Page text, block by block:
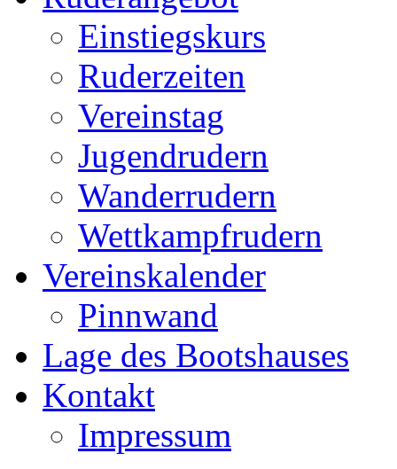
Einstiegskurs
Ruderzeiten
Vereinstag
Jugendrudern
Wanderrudern
Wettkampfrudern
Vereinskalender
Pinnwand
Lage des Bootshauses
Kontakt
Impressum